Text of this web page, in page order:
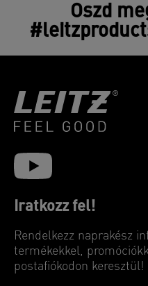
Oszd
Iratkozz fel!
Rendelkezz naprakész
termékekkel,
postafiókodon keresztül!